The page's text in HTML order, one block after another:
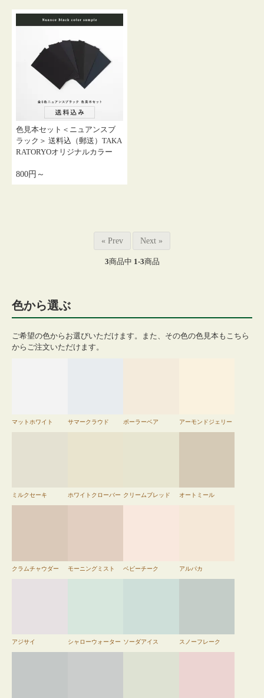
色見本セット＜ニュアンスブ
ラック＞ 送料込（郵送）TAKA
RATORYOオリジナルカラー
800円～
« Prev Next »
3商品中 1-3商品
色から選ぶ
ご希望の色からお選びいただけます。また、その色の色見本もこちら
からご注文いただけます。
マットホワイト サマークラウド ポーラーベア アーモンドジェリー
ミルクセーキ ホワイトクローバー クリームブレッド オートミール
クラムチャウダー モーニングミスト ベビーチーク アルパカ
アジサイ シャローウォーター ソーダアイス スノーフレーク